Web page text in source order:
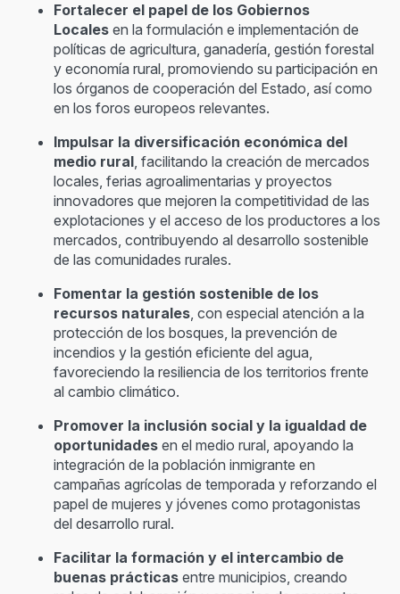
Fortalecer el papel de los Gobiernos
Locales en la formulación e implementación de
políticas de agricultura, ganadería, gestión forestal
y economía rural, promoviendo su participación en
los órganos de cooperación del Estado, así como
en los foros europeos relevantes.
Impulsar la diversificación económica del
medio rural, facilitando la creación de mercados
locales, ferias agroalimentarias y proyectos
innovadores que mejoren la competitividad de las
explotaciones y el acceso de los productores a los
mercados, contribuyendo al desarrollo sostenible
de las comunidades rurales.
Fomentar la gestión sostenible de los
recursos naturales, con especial atención a la
protección de los bosques, la prevención de
incendios y la gestión eficiente del agua,
favoreciendo la resiliencia de los territorios frente
al cambio climático.
Promover la inclusión social y la igualdad de
oportunidades en el medio rural, apoyando la
integración de la población inmigrante en
campañas agrícolas de temporada y reforzando el
papel de mujeres y jóvenes como protagonistas
del desarrollo rural.
Facilitar la formación y el intercambio de
buenas prácticas entre municipios, creando